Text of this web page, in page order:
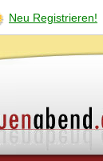
Neu Registrieren!